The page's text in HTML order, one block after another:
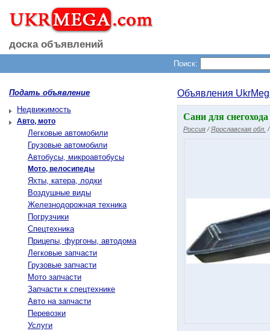
доска объявлений
Поиск:
Подать объявление
Недвижимость
Авто, мото
Легковые автомобили
Грузовые автомобили
Автобусы, микроавтобусы
Мото, велосипеды
Яхты, катера, лодки
Воздушные виды
Железнодорожная техника
Погрузчики
Спецтехника
Прицепы, фургоны, автодома
Легковые запчасти
Грузовые запчасти
Мото запчасти
Запчасти к спецтехнике
Авто на запчасти
Перевозки
Услуги
Объявления
Сани для
Россия /Ярославская обл.